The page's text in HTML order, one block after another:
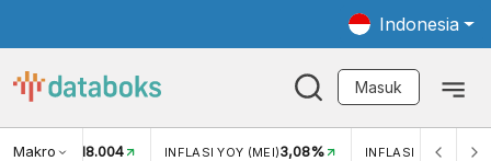
Indonesia
Masuk
Makro
USD/IDR 18.004 INFLASI YOY (MEI)3,08% INFLASI MOM (MEI)